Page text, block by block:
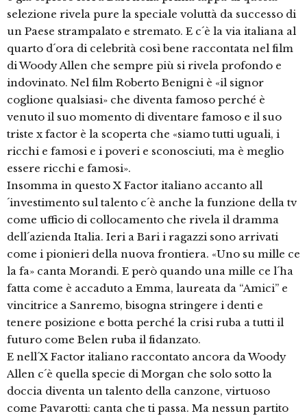
selezione rivela pure la speciale voluttà da successo di
un Paese strampalato e stremato. E c´è la via italiana al
quarto d´ora di celebrità così bene raccontata nel film
di Woody Allen che sempre più si rivela profondo e
indovinato. Nel film Roberto Benigni è «il signor
coglione qualsiasi» che diventa famoso perché è
venuto il suo momento di diventare famoso e il suo
triste x factor è la scoperta che «siamo tutti uguali, i
ricchi e famosi e i poveri e sconosciuti, ma è meglio
essere ricchi e famosi».
Insomma in questo X Factor italiano accanto all
´investimento sul talento c´è anche la funzione della tv
come ufficio di collocamento che rivela il dramma
dell´azienda Italia. Ieri a Bari i ragazzi sono arrivati
come i pionieri della nuova frontiera. «Uno su mille ce
la fa» canta Morandi. E però quando una mille ce l´ha
fatta come è accaduto a Emma, laureata da “Amici” e
vincitrice a Sanremo, bisogna stringere i denti e
tenere posizione e botta perché la crisi ruba a tutti il
futuro come Belen ruba il fidanzato.
E nell´X Factor italiano raccontato ancora da Woody
Allen c´è quella specie di Morgan che solo sotto la
doccia diventa un talento della canzone, virtuoso
come Pavarotti: canta che ti passa. Ma nessun partito